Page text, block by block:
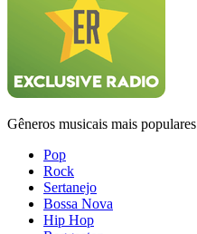
Gêneros musicais mais populares
Pop
Rock
Sertanejo
Bossa Nova
Hip Hop